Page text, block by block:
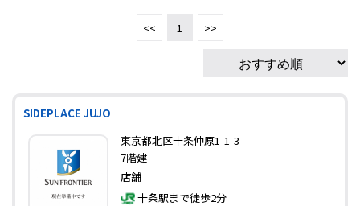
<< 1 >>
SIDEPLACE JUJO
東京都北区十条仲原1-1-3
7階建
店舗
十条駅まで徒歩2分